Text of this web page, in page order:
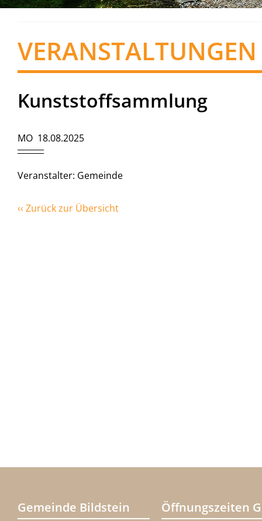
VERANSTALTUNGEN
Kunststoffsammlung
MO 18.08.2025
Veranstalter: Gemeinde
‹‹ Zurück zur Übersicht
Gemeinde Bildstein Öffnungszeiten